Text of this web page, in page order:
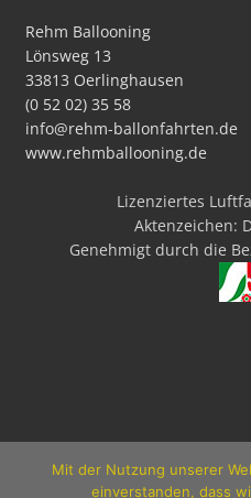
Rehm Ballooning
Lönsweg 13
33813 Oerlinghausen
(0 52 02) 35 58
info@rehm-ballonfahrten.de
www.rehmballooning.de
Lizenziertes
Aktenzeichen:
Genehmigt durch die
Mit der Nutzung unserer
einverstanden, dass